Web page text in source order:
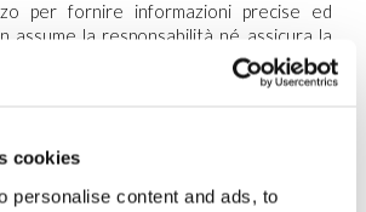
cookies
personalise content and ads, to
per fornire informazioni precise ed
assume la responsabilità né assicura la
notizie in esso contenute. New Humanity
questo sito e le informazioni in esso
è responsabile per eventuali danni